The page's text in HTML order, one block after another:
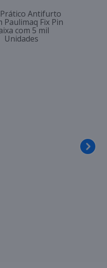
Antifurto
Paulimaq Fix Pin
com 5 mil
Unidades